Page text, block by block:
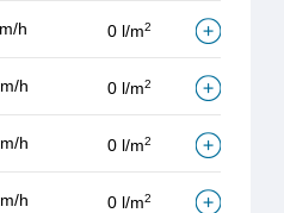
h 0 l/m2
h 0 l/m2
h 0 l/m2
h 0 l/m2